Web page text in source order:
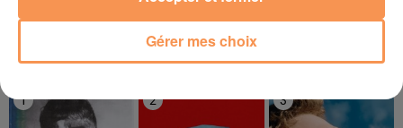
1 2 3
Gérer mes choix